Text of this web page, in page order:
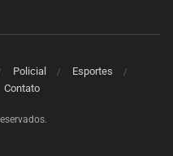
Policial
Esportes
Contato